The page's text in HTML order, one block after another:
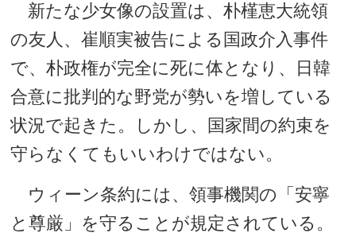
新たな少女像の設置は、朴槿恵大統領
の友人、崔順実被告による国政介入事件
で、朴政権が完全に死に体となり、日韓
合意に批判的な野党が勢いを増している
状況で起きた。しかし、国家間の約束を
守らなくてもいいわけではない。
ウィーン条約には、領事機関の「安寧
と尊厳」を守ることが規定されている。